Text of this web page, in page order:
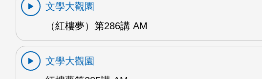
文學大觀園
（紅樓夢）第286講 AM
文學大觀園